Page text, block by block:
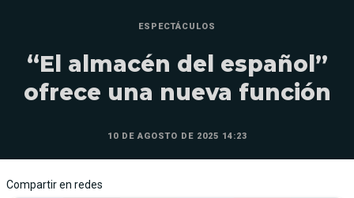
ESPECTÁCULOS
“El almacén del español”
ofrece una nueva función
10 DE AGOSTO DE 2025 14:23
Compartir en redes